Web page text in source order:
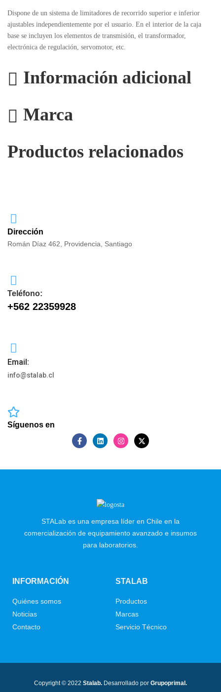
Dispone de un sistema de limitadores de recorrido superior e inferior
ajustables independientemente por el usuario. En el interior de la caja
base se incluyen los elementos de transmisión, el transformador,
electrónica de regulación, servomotor, etc.
Información adicional
Marca
Productos relacionados
Dirección
Román Díaz 462, Providencia, Santiago
Teléfono:
+562 22359928
Email:
info@stalab.cl
Síguenos en
STALab es una empresa líder en Chile en la
comercialización de equipamiento avanzado e insumos
para laboratorios.
INFORMACIÓN
Quiénes somos
Noticias
Contacto
STALAB
Productos
Marcas
Servicio Técnico
Copyright © 2022 Stalab. Desarrollado por Grupoprimal.